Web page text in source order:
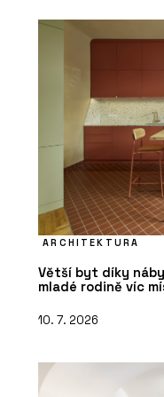
ARCHITEKTURA
Větší byt díky
mladé rodině víc
10. 7. 2026